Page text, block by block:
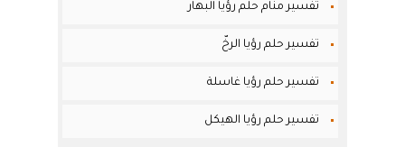
تفسير منام حلم رؤيا البهار
تفسير حلم رؤيا الرخّ
تفسير حلم رؤيا غاسلة
تفسير حلم رؤيا الهيكل